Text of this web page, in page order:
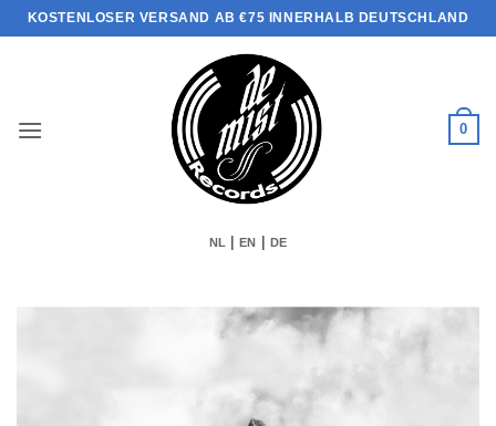
Zum
Inhalt
KOSTENLOSER VERSAND AB €75 INNERHALB DEUTSCHLAND
0
NL |EN DE